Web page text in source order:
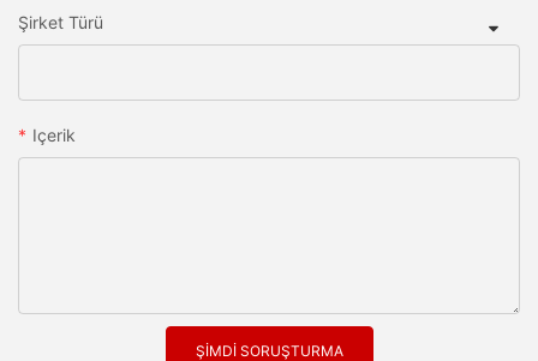
Şirket Türü
Içerik
ŞIMDI SORUŞTURMA